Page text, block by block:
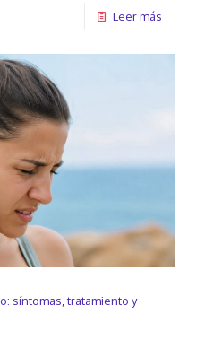
Leer más
síntomas, tratamiento y